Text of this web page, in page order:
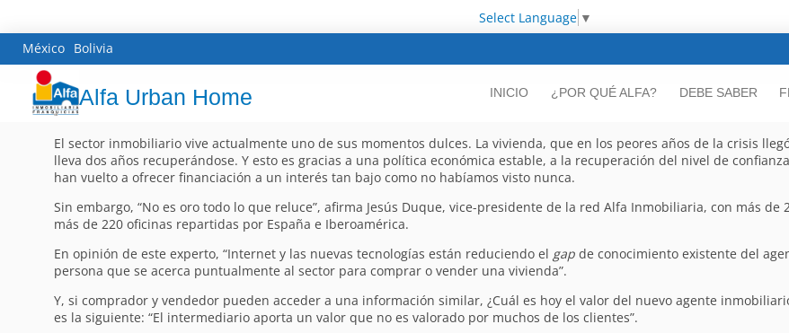
Select Language ▼
México Bolivia
Alfa Urban Home INICIO ¿POR QUÉ ALFA? DEBE SABER
El sector inmobiliario vive actualmente uno de sus momentos dulces. La vivienda, que en los peores años de la crisis
lleva dos años recuperándose. Y esto es gracias a una política económica estable, a la recuperación del nivel de
han vuelto a ofrecer financiación a un interés tan bajo como no habíamos visto nunca.
Sin embargo, “No es oro todo lo que reluce”, afirma Jesús Duque, vice-presidente de la red Alfa Inmobiliaria, con más de
más de 220 oficinas repartidas por España e Iberoamérica.
En opinión de este experto, “Internet y las nuevas tecnologías están reduciendo el gapde conocimiento existente del
persona que se acerca puntualmente al sector para comprar o vender una vivienda”.
Y, si comprador y vendedor pueden acceder a una información similar, ¿Cuál es hoy el valor del nuevo agente
es la siguiente: “El intermediario aporta un valor que no es valorado por muchos de los clientes”.